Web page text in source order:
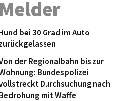
Melder
Hund bei 30 Grad im Auto
zurückgelassen
der Regionalbahn bis zur
Bundespolizei
Durchsuchung nach
Bedrohung mit Waffe